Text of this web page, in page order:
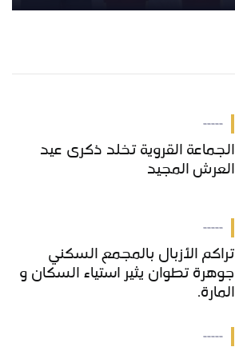
-----
الجماعة القروية تخلد ذكرى عيد
العرش المجيد
-----
تراكم الأزبال بالمجمع السكني
جوهرة تطوان يثير استياء السكان و
المارة.
-----